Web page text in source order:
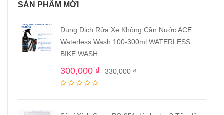
SẢN PHẨM MỚI
Dung Dịch Rửa Xe Không Cần Nước ACE
Waterless Wash 100-300ml WATERLESS
BIKE WASH
330,000₫
300,000 ₫